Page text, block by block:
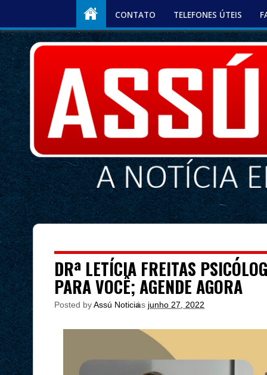
CONTATO TELEFONES ÚTEIS
DRª LETÍCIA FREITAS
PARA VOCÊ; AGENDE AGORA
Posted byAssú Noticia
às junho 27, 2022